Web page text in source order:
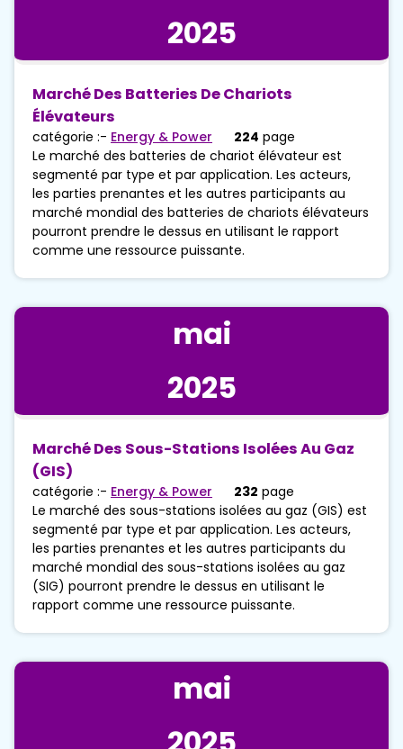
2025
Marché Des Batteries De Chariots
Élévateurs
catégorie :- Energy & Power 224 page
Le marché des batteries de chariot élévateur est
segmenté par type et par application. Les acteurs,
les parties prenantes et les autres participants au
marché mondial des batteries de chariots élévateurs
pourront prendre le dessus en utilisant le rapport
comme une ressource puissante.
mai
2025
Marché Des Sous-Stations Isolées Au Gaz
(GIS)
catégorie :- Energy & Power 232 page
Le marché des sous-stations isolées au gaz (GIS) est
segmenté par type et par application. Les acteurs,
les parties prenantes et les autres participants du
marché mondial des sous-stations isolées au gaz
(SIG) pourront prendre le dessus en utilisant le
rapport comme une ressource puissante.
mai